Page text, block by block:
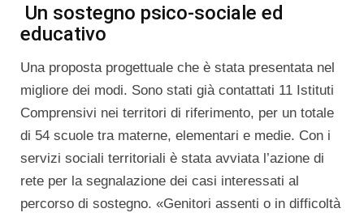
Un sostegno psico-sociale ed
educativo
Una proposta progettuale che è stata presentata nel
migliore dei modi. Sono stati già contattati 11 Istituti
Comprensivi nei territori di riferimento, per un totale
di 54 scuole tra materne, elementari e medie. Con i
servizi sociali territoriali è stata avviata l’azione di
rete per la segnalazione dei casi interessati al
percorso di sostegno. «Genitori assenti o in difficoltà